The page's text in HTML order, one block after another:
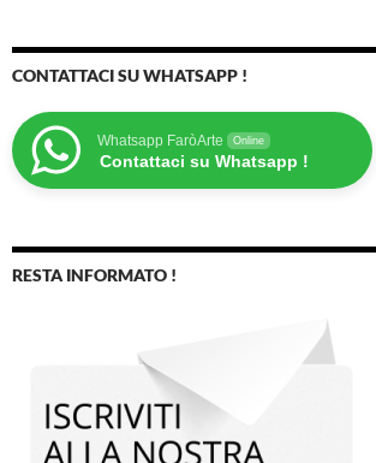
CONTATTACI SU WHATSAPP !
Whatsapp FaròArte Online
Contattaci su Whatsapp !
RESTA INFORMATO !